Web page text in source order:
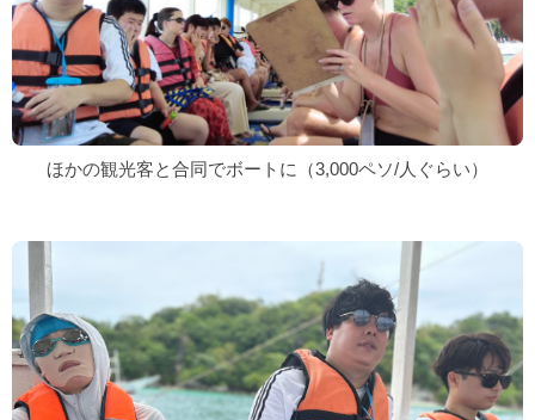
ほかの観光客と合同でボートに（3,000ペソ/人ぐらい）